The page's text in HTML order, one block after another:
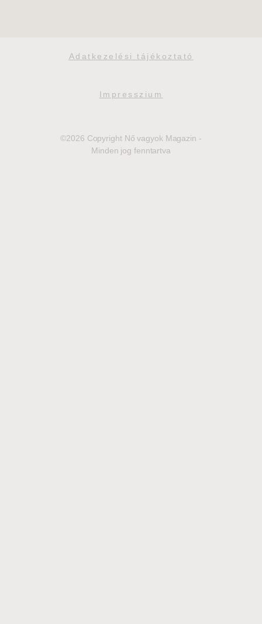
Adatkezelési tájékoztató
Impresszium
©2026 Copyright Nő vagyok Magazin -
Minden jog fenntartva